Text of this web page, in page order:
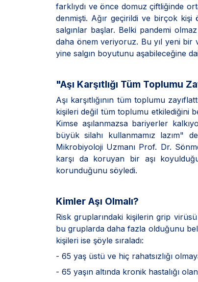
farklıydı ve önce domuz çiftliğinde
denmişti. Ağır geçirildi ve birçok
salgınlar başlar. Belki pandemi
daha önem veriyoruz. Bu yıl yeni bir
yine salgın boyutunu aşabileceğine
"Aşı Karşıtlığı Tüm Toplumu
Aşı karşıtlığının tüm toplumu
kişileri değil tüm toplumu etkilediğini
Kimse aşılanmazsa bariyerler
büyük silahı kullanmamız lazım"
Mikrobiyoloji Uzmanı Prof. Dr.
karşı da koruyan bir aşı
korunduğunu söyledi.
Kimler Aşı Olmalı?
Risk gruplarındaki kişilerin grip
bu gruplarda daha fazla olduğunu
kişileri ise şöyle sıraladı:
- 65 yaş üstü ve hiç rahatsızlığı
- 65 yaşın altında kronik hastalığı